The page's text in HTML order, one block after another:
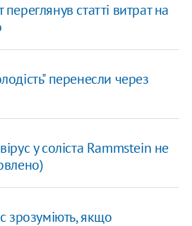
статті витрат на
перенесли через
у соліста Rammstein не
зрозуміють, якщо